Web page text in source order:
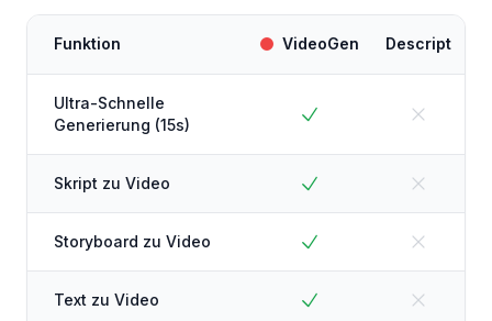
Funktion VideoGen Descript
Ultra-Schnelle
Generierung (15s)
Skript zu Video
Storyboard zu Video
Text zu Video